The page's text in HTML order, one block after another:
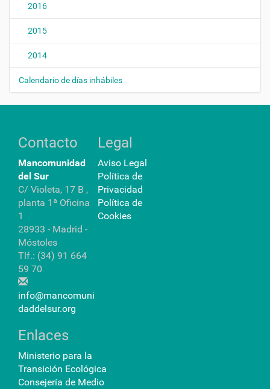
2016
2015
2014
Calendario de días inhábiles
Contacto
Mancomunidad
del Sur
C/ Violeta, 17 B ,
planta 1ª Oficina
1
28933 - Madrid -
Móstoles
Tlf.: (34) 91 664
59 70
info@mancomuni
daddelsur.org
Legal
Aviso Legal
Política de
Privacidad
Política de
Cookies
Enlaces
Ministerio para la
Transición Ecológica
Consejería de Medio